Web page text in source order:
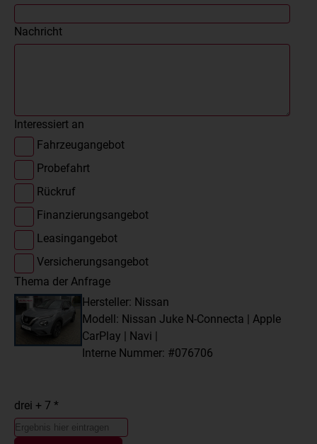
Nachricht
Interessiert an
Fahrzeugangebot
Probefahrt
Rückruf
Finanzierungsangebot
Leasingangebot
Versicherungsangebot
Thema der Anfrage
Hersteller: Nissan
Modell: Nissan Juke N-Connecta | Apple
CarPlay | Navi |
Interne Nummer: #076706
drei + 7 *